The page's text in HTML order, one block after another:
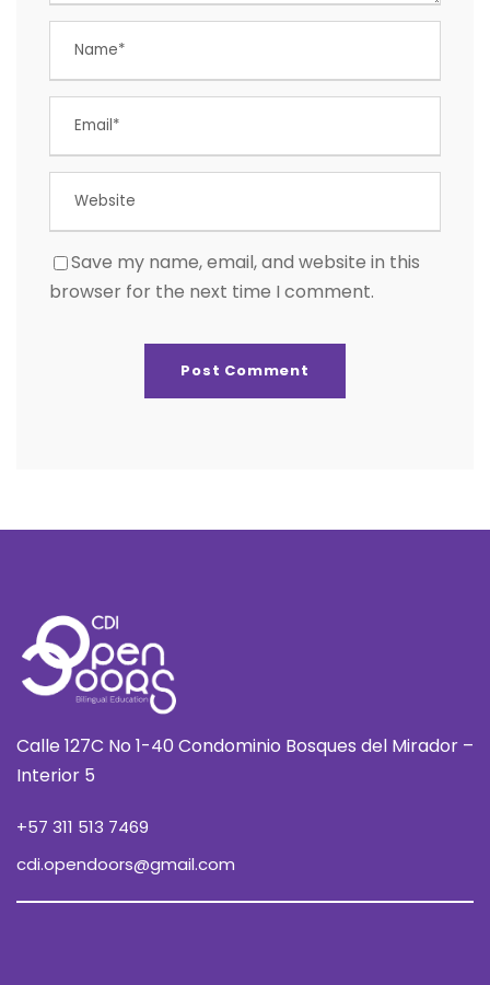
Save my name, email, and website in this
browser for the next time I comment.
Calle 127C No 1-40 Condominio Bosques del Mirador –
Interior 5
+57 311 513 7469
cdi.opendoors@gmail.com